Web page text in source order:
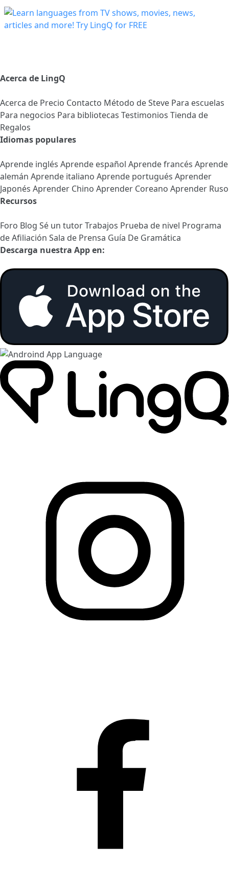
Acerca de LingQ
Acerca de Precio Contacto Método de Steve Para escuelas
Para negocios Para bibliotecas Testimonios Tienda de
Regalos
Idiomas populares
Aprende inglés Aprende español Aprende francés Aprende
alemán Aprende italiano Aprende portugués Aprender
Japonés Aprender Chino Aprender Coreano Aprender Ruso
Recursos
Foro Blog Sé un tutorTrabajos Prueba de nivel Programa
de Afiliación Sala de Prensa Guía De Gramática
Descarga nuestra App en: